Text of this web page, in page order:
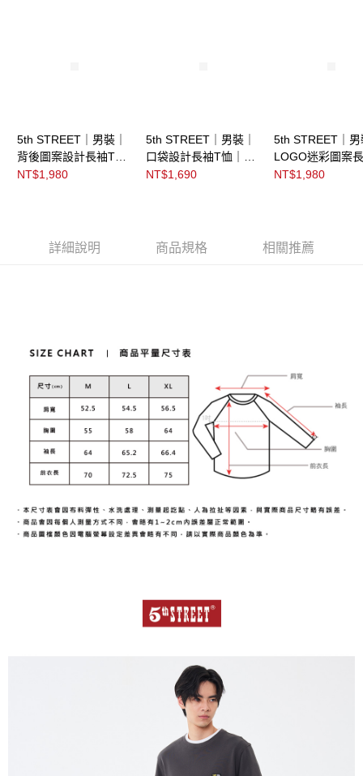
5th STREET｜男裝｜
背後圖案設計長袖T恤
｜灰卡其
NT$1,980
5th STREET｜男裝｜
口袋設計長袖T恤｜黑
灰色
NT$1,690
5th STREET｜男
LOGO迷彩圖案
恤｜灰色
NT$1,980
詳細說明 商品規格 相關推薦